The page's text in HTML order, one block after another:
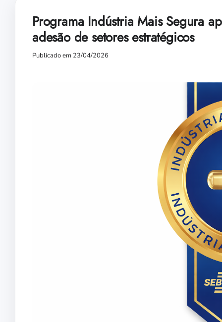
Programa Indústria Mais Segura
adesão de setores estratégicos
Publicado em 23/04/2026